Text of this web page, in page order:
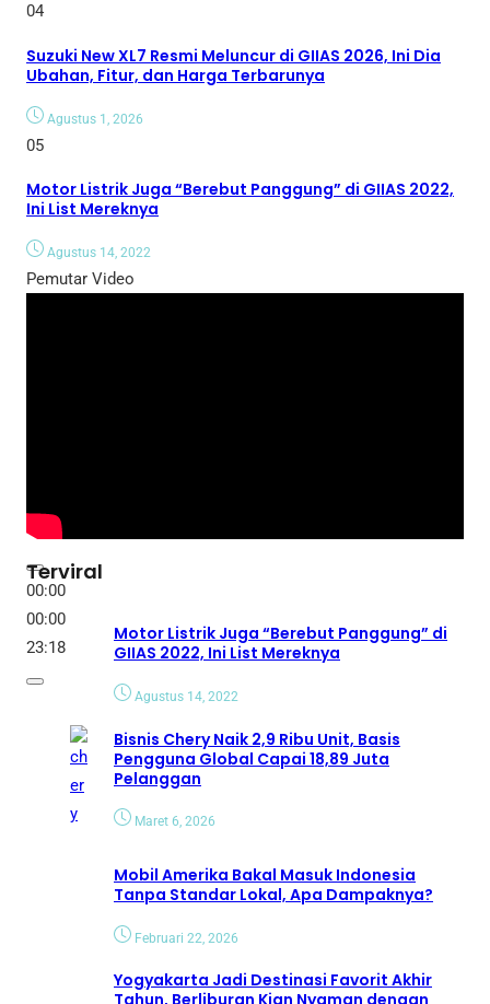
04
Suzuki New XL7 Resmi Meluncur di GIIAS 2026, Ini Dia
Ubahan, Fitur, dan Harga Terbarunya
Agustus 1, 2026
05
Motor Listrik Juga “Berebut Panggung” di GIIAS 2022,
Ini List Mereknya
Agustus 14, 2022
Pemutar Video
00:00
00:00
23:18
Terviral
Motor Listrik Juga “Berebut Panggung” di
GIIAS 2022, Ini List Mereknya
Agustus 14, 2022
Bisnis Chery Naik 2,9 Ribu Unit, Basis
Pengguna Global Capai 18,89 Juta
Pelanggan
Maret 6, 2026
Mobil Amerika Bakal Masuk Indonesia
Tanpa Standar Lokal, Apa Dampaknya?
Februari 22, 2026
Yogyakarta Jadi Destinasi Favorit Akhir